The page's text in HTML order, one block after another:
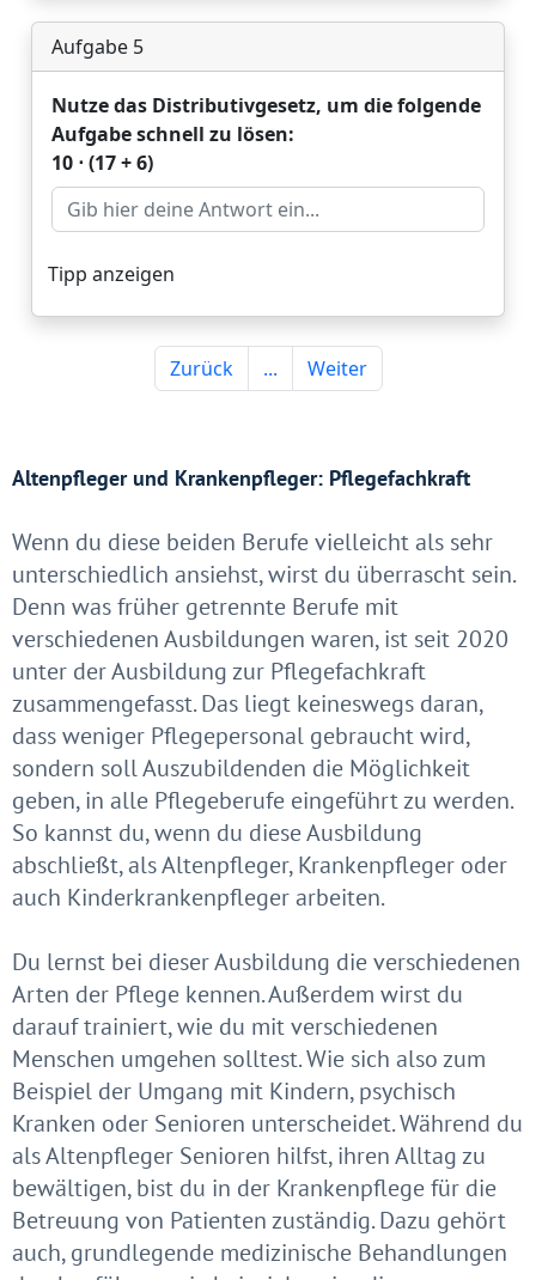
Altenpfleger und Krankenpfleger: Pflegefachkraft
Wenn du diese beiden Berufe vielleicht als sehr
unterschiedlich ansiehst, wirst du überrascht sein.
Denn was früher getrennte Berufe mit
verschiedenen Ausbildungen waren, ist seit 2020
unter der Ausbildung zur Pflegefachkraft
zusammengefasst. Das liegt keineswegs daran,
dass weniger Pflegepersonal gebraucht wird,
sondern soll Auszubildenden die Möglichkeit
geben, in alle Pflegeberufe eingeführt zu werden.
So kannst du, wenn du diese Ausbildung
abschließt, als Altenpfleger, Krankenpfleger oder
auch Kinderkrankenpfleger arbeiten.
Du lernst bei dieser Ausbildung die verschiedenen
Arten der Pflege kennen. Außerdem wirst du
darauf trainiert, wie du mit verschiedenen
Menschen umgehen solltest. Wie sich also zum
Beispiel der Umgang mit Kindern, psychisch
Kranken oder Senioren unterscheidet. Während du
als Altenpfleger Senioren hilfst, ihren Alltag zu
bewältigen, bist du in der Krankenpflege für die
Betreuung von Patienten zuständig. Dazu gehört
auch, grundlegende medizinische Behandlungen